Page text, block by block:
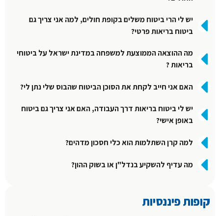
יש לי הרי ביטוח משלים בקופת חולים, למה אני צריך גם
ביטוח בריאות פרטי?
מה ההוצאה הממוצעת למשפחה במדינת ישראל על ביטוחי
בריאות ?
האם אני חייב לקחת את הסוכן הביטוח שהבוס שלי נתן לי?
יש לי ביטוח בריאות דרך העבודה, האם אני צריך גם ביטוח
באופן אישי?
למה קרן השתלמות הוא כלי חסכון מדהים?
מה עדיף להשקיע בנדל"ן או בשוק ההון?
קופות פיננסיות